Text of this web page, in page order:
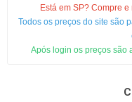
Está em SP? Compre
Todos os preços do site são
Após login os preços são